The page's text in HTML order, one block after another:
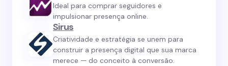
Ideal para comprar seguidores e
impulsionar presença online.
Sirus
Criatividade e estratégia se unem para
construir a presença digital que sua marca
merece — do conceito à conversão.